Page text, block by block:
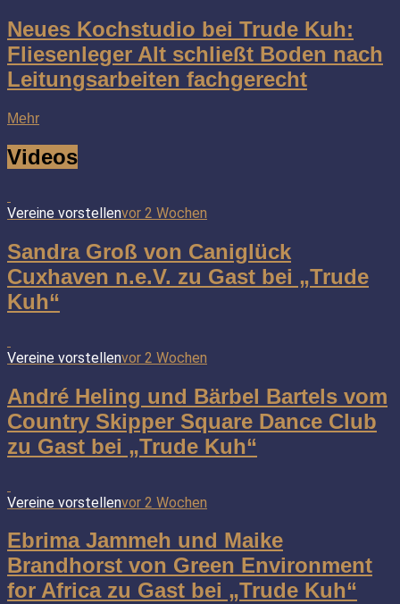
Neues Kochstudio bei Trude Kuh:
Fliesenleger Alt schließt Boden nach
Leitungsarbeiten fachgerecht
Mehr
Videos
Vereine vorstellenvor 2 Wochen
Sandra Groß von Caniglück
Cuxhaven n.e.V. zu Gast bei „Trude
Kuh“
Vereine vorstellenvor 2 Wochen
André Heling und Bärbel Bartels vom
Country Skipper Square Dance Club
zu Gast bei „Trude Kuh“
Vereine vorstellenvor 2 Wochen
Ebrima Jammeh und Maike
Brandhorst von Green Environment
for Africa zu Gast bei „Trude Kuh“